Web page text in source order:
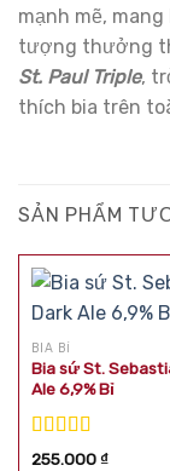
mạnh mẽ,
tượng thưởng
St. Paul Triple,
thích bia trên
SẢN PHẨM
BIA BỈ
Bia sứ St.
Ale 6,9% Bỉ
Được xếp
255.000₫